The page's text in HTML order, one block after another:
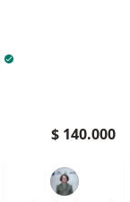
$ 140.000